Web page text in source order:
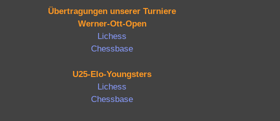
Übertragungen unserer Turniere
Werner-Ott-Open
Lichess
Chessbase
U25-Elo-Youngsters
Lichess
Chessbase